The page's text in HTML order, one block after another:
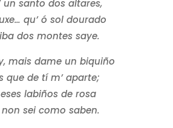
un santo dos altares,
qu’ ó sol dourado
dos montes saye.
dame un biquiño
que de tí m’ aparte;
eses labiños de rosa
sei como saben.